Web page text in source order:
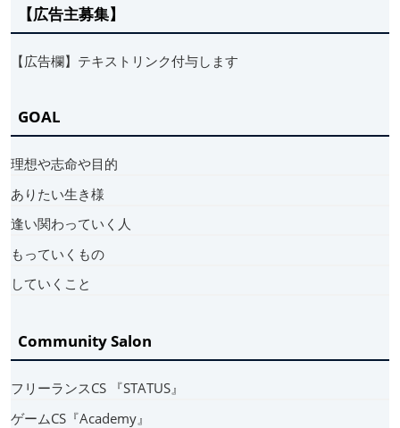
【広告主募集】
【広告欄】テキストリンク付与します
GOAL
理想や志命や目的
ありたい生き様
逢い関わっていく人
もっていくもの
していくこと
Community Salon
フリーランスCS 『STATUS』
ゲームCS『Academy』